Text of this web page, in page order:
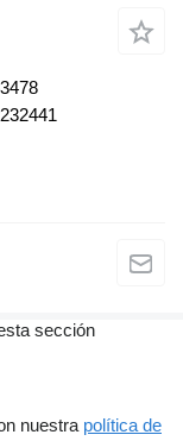
sección
nuestra política de